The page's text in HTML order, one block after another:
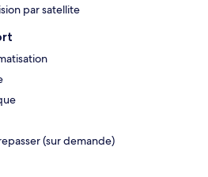
par satellite
(sur demande)